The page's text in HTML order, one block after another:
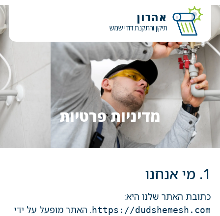
אהרון
תיקון והתקנת דודי שמש
מדיניות פרטיות
1. מי אנחנו
כתובת האתר שלנו היא:
https://dudshemesh.com. האתר מופעל על ידי